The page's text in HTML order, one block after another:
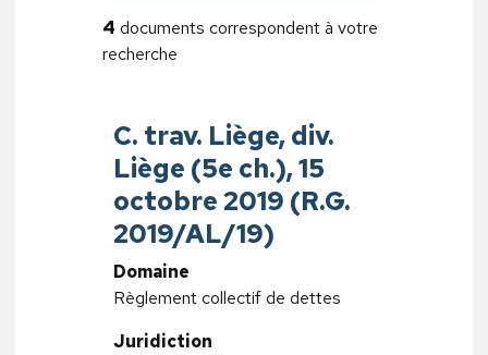
4 documents correspondent à votre
recherche
C. trav. Liège, div.
Liège (5e ch.), 15
octobre 2019 (R.G.
2019/AL/19)
Domaine
Règlement collectif de dettes
Juridiction